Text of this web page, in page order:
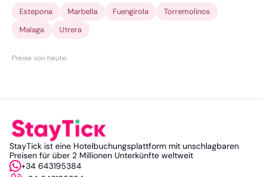
Estepona Marbella Fuengirola
Torremolinos
Malaga
Utrera
Preise von heute.
StayTick ist eine Hotelbuchungsplattform mit unschlagbaren
Preisen für über 2 Millionen Unterkünfte weltweit
+34 643195384